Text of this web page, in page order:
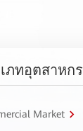
ภทอุตสาหก
Market